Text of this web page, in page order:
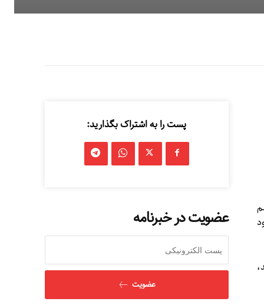
پست را به اشتراک بگذارید:
عضویت در خبرنامه
عضویت